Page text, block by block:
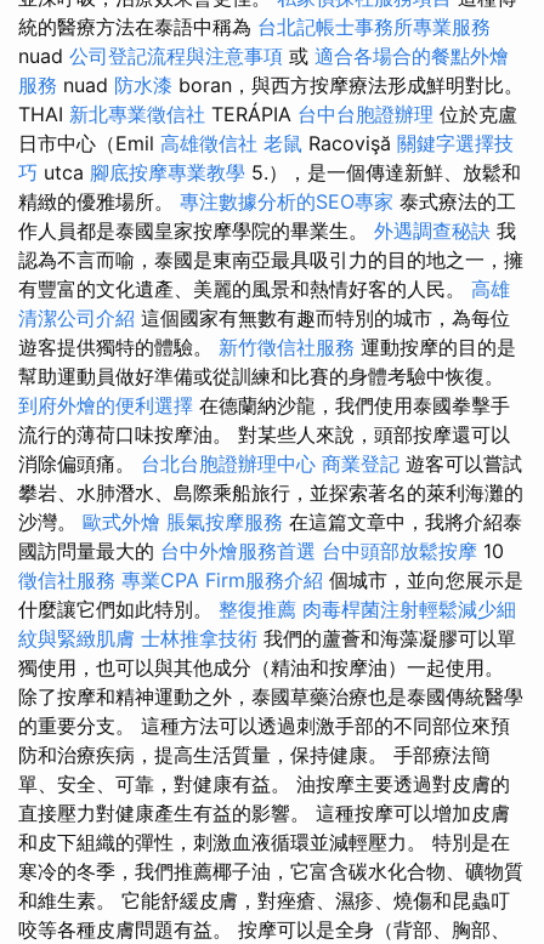
統的醫療方法在泰語中稱為 台北記帳士事務所專業服務
nuad 公司登記流程與注意事項 或 適合各場合的餐點外燴
服務 nuad 防水漆 boran，與西方按摩療法形成鮮明對比。
THAI 新北專業徵信社 TERÁPIA 台中台胞證辦理 位於克盧
日市中心（Emil 高雄徵信社 老鼠 Racovişă 關鍵字選擇技
巧 utca 腳底按摩專業教學 5.），是一個傳達新鮮、放鬆和
精緻的優雅場所。 專注數據分析的SEO專家 泰式療法的工
作人員都是泰國皇家按摩學院的畢業生。 外遇調查秘訣 我
認為不言而喻，泰國是東南亞最具吸引力的目的地之一，擁
有豐富的文化遺產、美麗的風景和熱情好客的人民。 高雄
清潔公司介紹 這個國家有無數有趣而特別的城市，為每位
遊客提供獨特的體驗。 新竹徵信社服務 運動按摩的目的是
幫助運動員做好準備或從訓練和比賽的身體考驗中恢復。
到府外燴的便利選擇 在德蘭納沙龍，我們使用泰國拳擊手
流行的薄荷口味按摩油。 對某些人來說，頭部按摩還可以
消除偏頭痛。 台北台胞證辦理中心 商業登記 遊客可以嘗試
攀岩、水肺潛水、島際乘船旅行，並探索著名的萊利海灘的
沙灣。 歐式外燴 脹氣按摩服務 在這篇文章中，我將介紹泰
國訪問量最大的 台中外燴服務首選 台中頭部放鬆按摩 10
徵信社服務 專業CPA Firm服務介紹 個城市，並向您展示是
什麼讓它們如此特別。 整復推薦 肉毒桿菌注射輕鬆減少細
紋與緊緻肌膚 士林推拿技術 我們的蘆薈和海藻凝膠可以單
獨使用，也可以與其他成分（精油和按摩油）一起使用。
除了按摩和精神運動之外，泰國草藥治療也是泰國傳統醫學
的重要分支。 這種方法可以透過刺激手部的不同部位來預
防和治療疾病，提高生活質量，保持健康。 手部療法簡
單、安全、可靠，對健康有益。 油按摩主要透過對皮膚的
直接壓力對健康產生有益的影響。 這種按摩可以增加皮膚
和皮下組織的彈性，刺激血液循環並減輕壓力。 特別是在
寒冷的冬季，我們推薦椰子油，它富含碳水化合物、礦物質
和維生素。 它能舒緩皮膚，對痤瘡、濕疹、燒傷和昆蟲叮
咬等各種皮膚問題有益。 按摩可以是全身（背部、胸部、